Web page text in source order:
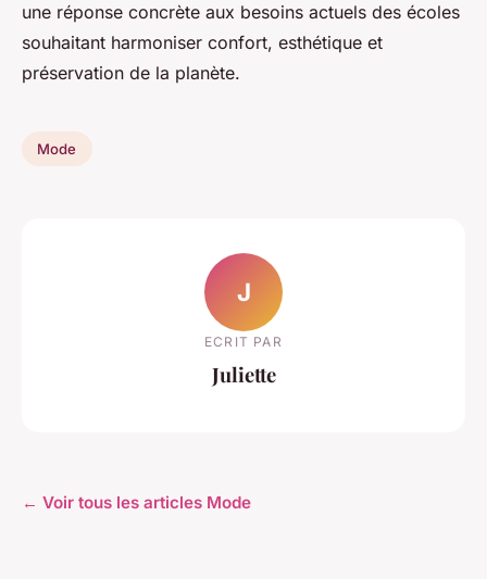
une réponse concrète aux besoins actuels des écoles
souhaitant harmoniser confort, esthétique et
préservation de la planète.
Mode
J
ECRIT PAR
Juliette
← Voir tous les articles Mode